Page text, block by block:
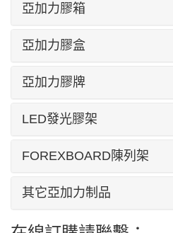
亞加力膠箱
亞加力膠盒
亞加力膠牌
LED發光膠架
FOREXBOARD陳列架
其它亞加力制品